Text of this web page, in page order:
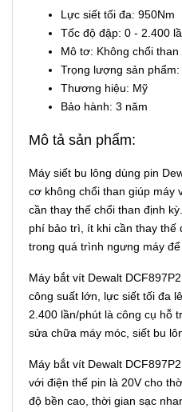
Lực siết tối đa: 950Nm
Tốc độ đập: 0 - 2.400
Mô tơ: Không chổi than
Trọng lượng sản phẩm:
Thương hiệu: Mỹ
Bảo hành: 3 năm
Mô tả sản phẩm:
Máy siết bu lông dùng pin
cơ không chổi than giúp máy
cần thay thế chổi than định
phí bảo trì, ít khi cần thay thế
trong quá trình ngưng máy để
Máy bắt vít Dewalt
công suất lớn, lực siết tối đa
2.400 lần/phút là công cụ hỗ
sửa chữa máy móc, siết bu
Máy bắt vít Dewalt
với điện thế pin là 20V cho
độ bền cao, thời gian sạc